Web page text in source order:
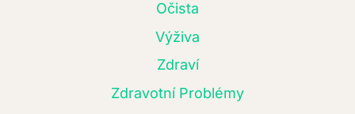
Očista
Výživa
Zdraví
Zdravotní Problémy